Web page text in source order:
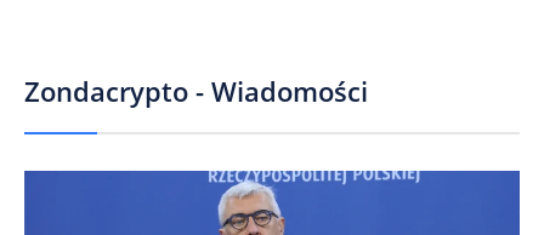
Zondacrypto - Wiadomości